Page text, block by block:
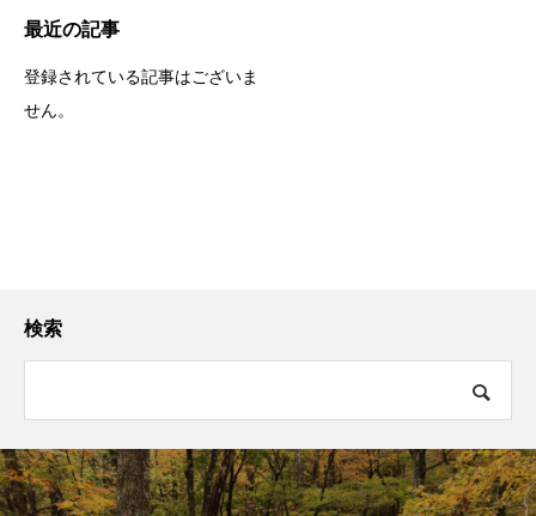
最近の記事
登録されている記事はございま
せん。
検索